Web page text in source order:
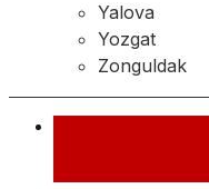
Yalova
Yozgat
Zonguldak